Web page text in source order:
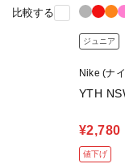
比較する
ジュニア
Nike (ナ
YTH
¥2,780
値下げ